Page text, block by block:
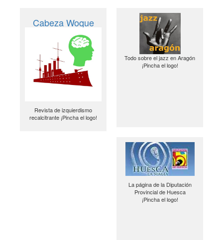
Cabeza Woque
Revista de izquierdismo
recalcitrante ¡Pincha el logo!
Todo sobre el jazz en Aragón
¡Pincha el logo!
La página de la Diputación
Provincial de Huesca
¡Pincha el logo!